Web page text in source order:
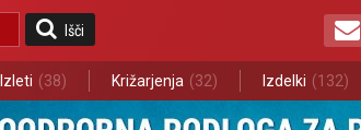
Išči
Izleti (38) Križarjenja (32) Izdelki (132)